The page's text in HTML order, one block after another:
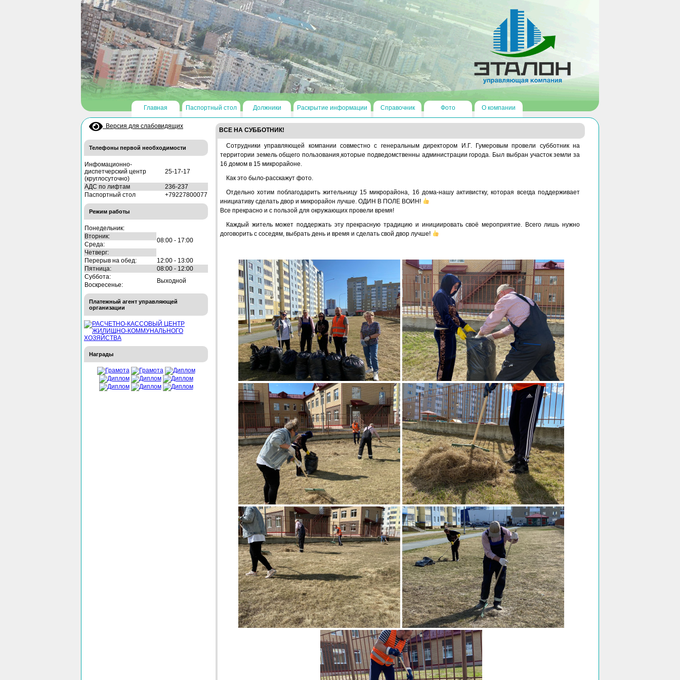
Главная Паспортный стол Должники Раскрытие информации Справочник Фото О компании
Версия для слабовидящих
Телефоны первой необходимости
Инфомационно-
диспетчерский центр
(круглосуточно)
25-17-17
АДС по лифтам
236-237
Паспортный стол
+79227800077
Режим работы
Понедельник:
08:00 - 17:00
Вторник:
Среда:
Четверг:
Перерыв на обед:
12:00 - 13:00
Пятница:
08:00 - 12:00
Суббота:
Выходной
Воскресенье:
Платежный агент управляющей
организации
Награды
ВСЕ НА СУББОТНИК!
Сотрудники управляющей компании совместно с генеральным директором И.Г. Гумеровым провели субботник на
территории земель общего пользования,которые подведомственны администрации города. Был выбран участок земли за
16 домом в 15 микрорайоне.
Как это было-расскажут фото.
Отдельно хотим поблагодарить жительницу 15 микрорайона, 16 дома-нашу активистку, которая всегда поддерживает
инициативу сделать двор и микрорайон лучше. ОДИН В ПОЛЕ ВОИН!
Все прекрасно и с пользой для окружающих провели время!
Каждый житель может поддержать эту прекрасную традицию и инициировать своё мероприятие. Всего лишь нужно
договорить с соседям, выбрать день и время и сделать свой двор лучше!